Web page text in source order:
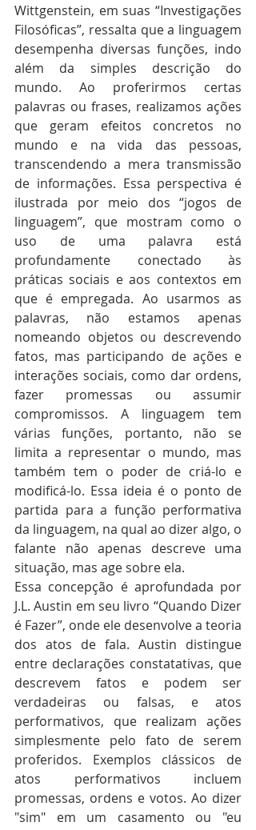
Wittgenstein, em suas “Investigações
Filosóficas”, ressalta que a linguagem
desempenha diversas funções, indo
além da simples descrição do
mundo. Ao proferirmos certas
palavras ou frases, realizamos ações
que geram efeitos concretos no
mundo e na vida das pessoas,
transcendendo a mera transmissão
de informações. Essa perspectiva é
ilustrada por meio dos “jogos de
linguagem”, que mostram como o
uso de uma palavra está
profundamente conectado às
práticas sociais e aos contextos em
que é empregada. Ao usarmos as
palavras, não estamos apenas
nomeando objetos ou descrevendo
fatos, mas participando de ações e
interações sociais, como dar ordens,
fazer promessas ou assumir
compromissos. A linguagem tem
várias funções, portanto, não se
limita a representar o mundo, mas
também tem o poder de criá-lo e
modificá-lo. Essa ideia é o ponto de
partida para a função performativa
da linguagem, na qual ao dizer algo, o
falante não apenas descreve uma
situação, mas age sobre ela.
Essa concepção é aprofundada por
J.L. Austin em seu livro “Quando Dizer
é Fazer”, onde ele desenvolve a teoria
dos atos de fala. Austin distingue
entre declarações constatativas, que
descrevem fatos e podem ser
verdadeiras ou falsas, e atos
performativos, que realizam ações
simplesmente pelo fato de serem
proferidos. Exemplos clássicos de
atos performativos incluem
promessas, ordens e votos. Ao dizer
"sim" em um casamento ou "eu